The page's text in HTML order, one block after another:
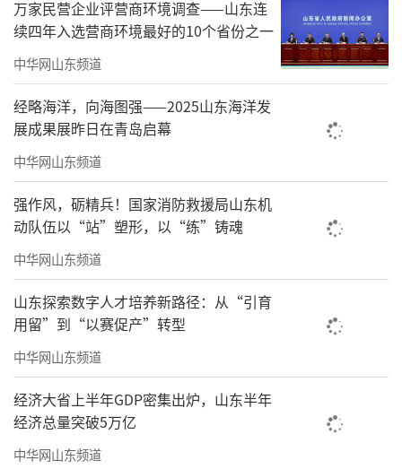
险防控，联合山东省港口集团定制“门到
港”物流专线，对接贸仲机构提供合同审查、
国际仲裁等服务，提升企业全球运营韧性。
组织务实线下活动，优化服务体验。平台
高度重视线下交流与资源对接，坚持需求导
向，通过问卷、走访调研策划活动；整合权威
资源确保内容专业；采用“宣讲+研讨+实操+对
接”形式增强互动；建立交流群并跟踪反馈，
保障服务落地。平台成立以来，累计组织政策
宣讲、市场解读、技能培训、服务对接等各类
活动36场，参与企业超300家次，覆盖人员800
余人。例如“对话德州——墨西哥商机分享
会”“外贸服务对接活动周”等品牌活动，不
仅邀请政府部门、行业专家进行权威解读，帮
助100余家企业理解应用新政，专业技能培训使
万家民营企业评营商环境调查——山东连
续四年入选营商环境最好的10个省份之一
中华网山东频道
经略海洋，向海图强——2025山东海洋发
展成果展昨日在青岛启幕
中华网山东频道
强作风，砺精兵！国家消防救援局山东机
动队伍以“站”塑形，以“练”铸魂
中华网山东频道
山东探索数字人才培养新路径：从“引育
用留”到“以赛促产”转型
中华网山东频道
经济大省上半年GDP密集出炉，山东半年
经济总量突破5万亿
中华网山东频道